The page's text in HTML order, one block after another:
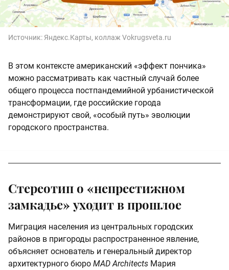
Источник: Яндекс.Карты, коллаж Vokrugsveta.ru
В этом контексте американский «эффект пончика»
можно рассматривать как частный случай более
общего процесса постпандемийной урбанистической
трансформации, где российские города
демонстрируют свой, «особый путь» эволюции
городского пространства.
Стереотип о «непрестижном
замкадье» уходит в прошлое
Миграция населения из центральных городских
районов в пригороды распространенное явление,
объясняет основатель и генеральный директор
архитектурного бюро MAD Architects Мария